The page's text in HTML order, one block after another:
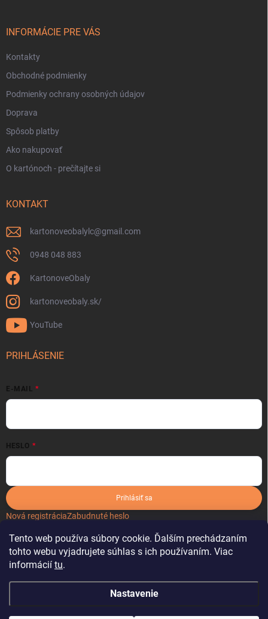
Tento web používa súbory cookie. Ďalším prechádzaním
tohto webu vyjadrujete súhlas s ich používaním. Viac
informácií tu.
Nastavenie
INFORMÁCIE PRE VÁS
Kontakty
Obchodné podmienky
Podmienky ochrany osobných údajov
Doprava
Spôsob platby
Ako nakupovať
O kartónoch - prečítajte si
KONTAKT
kartonoveobalylc@gmail.com
0948 048 883
KartonoveObaly
kartonoveobaly.sk/
YouTube
PRIHLÁSENIE
E-MAIL
HESLO
Prihlásiť sa
Nová registráciaZabudnuté heslo